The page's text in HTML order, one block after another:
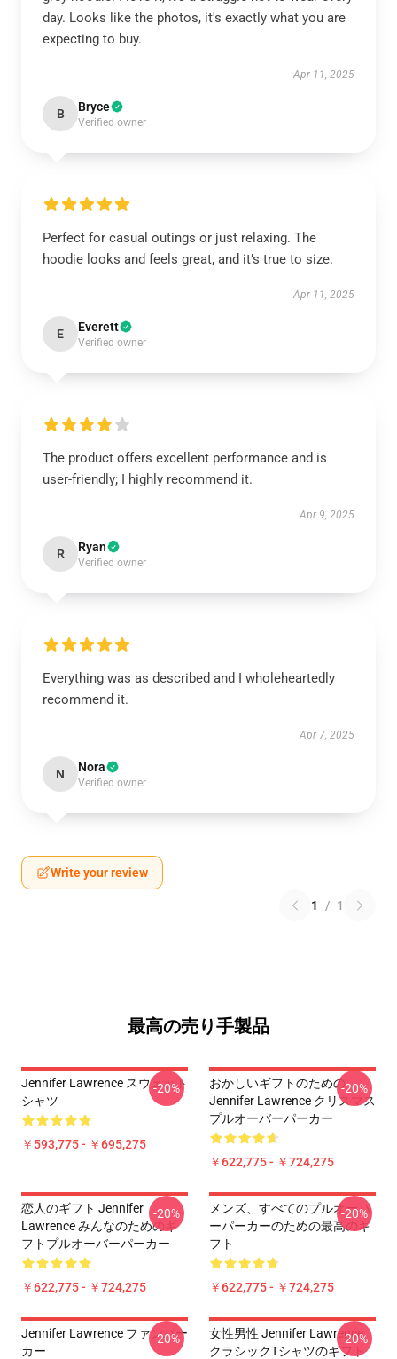
day. Looks like the photos, it's exactly what you are
expecting to buy.
Apr 11, 2025
B Bryce
Verified owner
Perfect for casual outings or just relaxing. The
hoodie looks and feels great, and it’s true to size.
Apr 11, 2025
E Everett
Verified owner
The product offers excellent performance and is
user-friendly; I highly recommend it.
Apr 9, 2025
R Ryan
Verified owner
Everything was as described and I wholeheartedly
recommend it.
Apr 7, 2025
N Nora
Verified owner
Write your review
1 / 1
最高の売り手製品
Jennifer Lawrence スウェット
シャツ
￥593,775 - ￥695,275
-20%
おかしいギフトのための
Jennifer Lawrence クリスマス
プルオーバーパーカー
￥622,775 - ￥724,275
-20%
恋人のギフト Jennifer
Lawrence みんなのためのギ
フトプルオーバーパーカー
￥622,775 - ￥724,275
-20%
メンズ、すべてのプルオーバ
ーパーカーのための最高のギ
フト
￥622,775 - ￥724,275
-20%
Jennifer Lawrence ファンパー
カー
-20%
女性男性 Jennifer Lawrence
クラシックTシャツのギフト
-20%